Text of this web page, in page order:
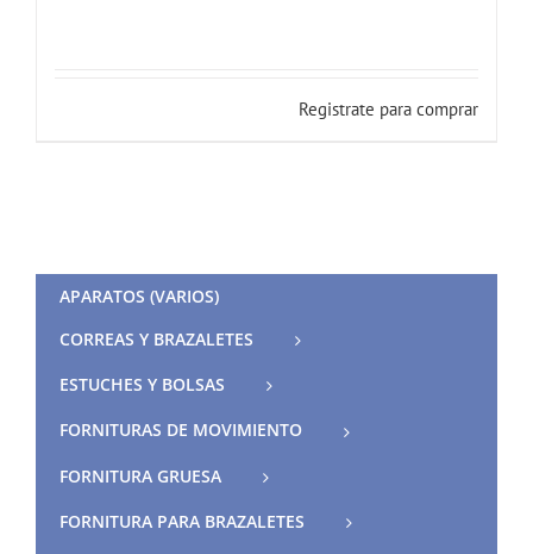
Registrate para comprar
APARATOS (VARIOS)
CORREAS Y BRAZALETES
ESTUCHES Y BOLSAS
FORNITURAS DE MOVIMIENTO
FORNITURA GRUESA
FORNITURA PARA BRAZALETES